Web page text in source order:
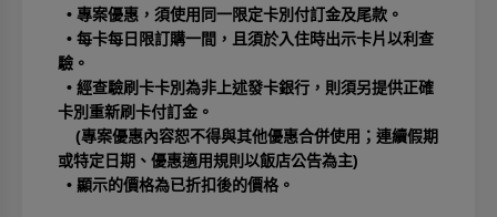
• 專案優惠，須使用同一限定卡別付訂金及尾款。
• 每卡每日限訂購一間，且須於入住時出示卡片以利查
驗。
• 經查驗刷卡卡別為非上述發卡銀行，則須另提供正確
卡別重新刷卡付訂金。
(專案優惠內容恕不得與其他優惠合併使用；連續假期
或特定日期、優惠適用規則以飯店公告為主)
• 顯示的價格為已折扣後的價格。